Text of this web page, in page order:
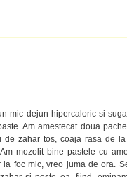
mic dejun hipercaloric si
Am amestecat doua
zahar tos, coaja rasa de
mozolit bine pastele cu
foc mic, vreo juma de ora.